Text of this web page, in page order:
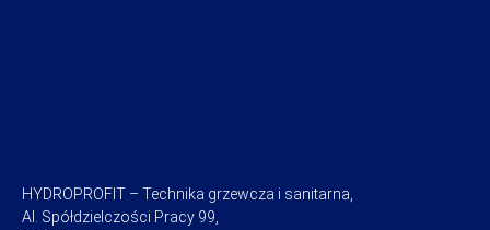
HYDROPROFIT – Technika grzewcza i sanitarna,
Al. Spółdzielczości Pracy 99,